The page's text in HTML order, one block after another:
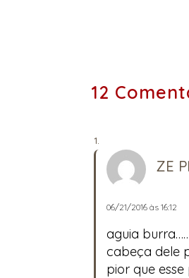
12
ZE
06/21/2016 às 16:12
aguia
cabeça dele
pior que